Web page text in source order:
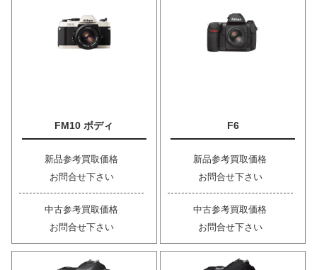
FM10 ボディ
新品参考買取価格
お問合せ下さい
中古参考買取価格
お問合せ下さい
F6
新品参考買取価格
お問合せ下さい
中古参考買取価格
お問合せ下さい